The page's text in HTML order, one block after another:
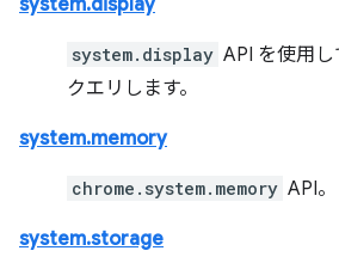
system.display
system.display API を使用
クエリします。
system.memory
chrome.system.memory API。
system.storage